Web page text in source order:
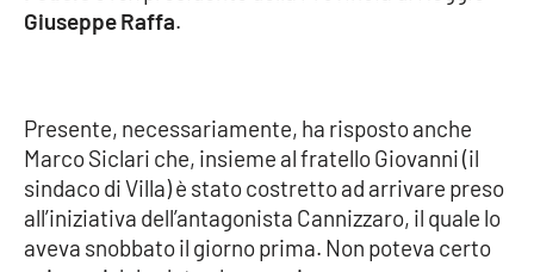
Cosenza
Lamezia Terme
Giuseppe Raffa.
Presente, necessariamente, ha risposto anche
Marco Siclari che, insieme al fratello Giovanni (il
sindaco di Villa) è stato costretto ad arrivare preso
all’iniziativa dell’antagonista Cannizzaro, il quale lo
aveva snobbato il giorno prima. Non poteva certo